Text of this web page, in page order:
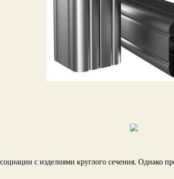
с изделиями круглого сечения. Однако